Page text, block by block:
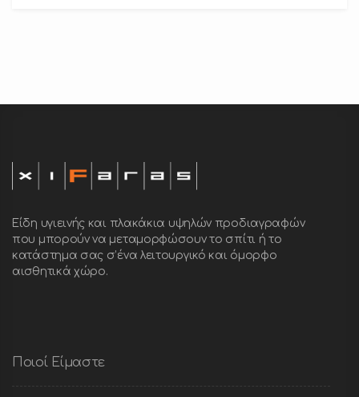
Είδη υγιεινής και πλακάκια υψηλών προδιαγραφών
που μπορούν να μεταμορφώσουν το σπίτι ή το
κατάστημα σας σ’ένα λειτουργικό και όμορφο
αισθητικά χώρο.
Ποιοί Είμαστε